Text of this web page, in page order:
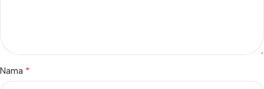
Nama *